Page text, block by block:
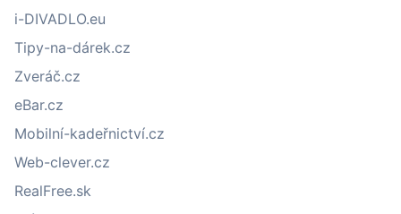
i-DIVADLO.eu
Tipy-na-dárek.cz
Zveráč.cz
eBar.cz
Mobilní-kadeřnictví.cz
Web-clever.cz
RealFree.sk